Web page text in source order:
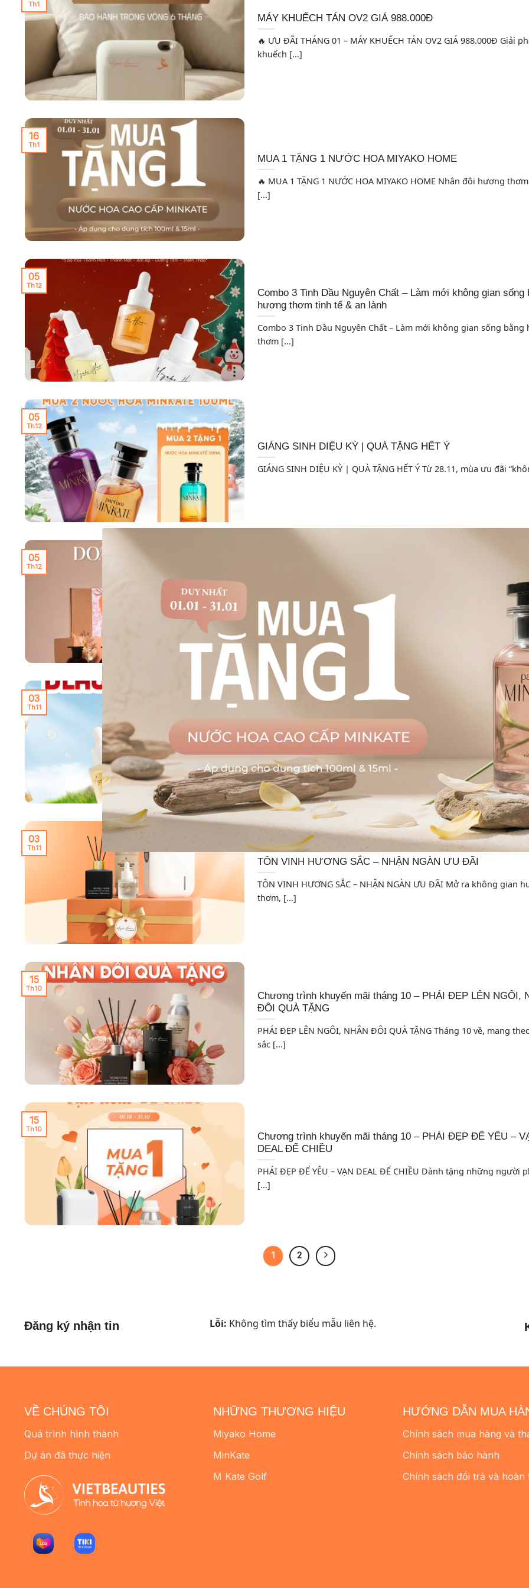
MÁY KHUẾCH TÁN OV2 GIÁ 988.000Đ
🔥 ƯU ĐÃI THÁNG 01 – MÁY KHUẾCH TÁN OV2 GIÁ 988.000Đ Giải
khuếch [...]
Th1
MUA 1 TẶNG 1 NƯỚC HOA MIYAKO HOME
🔥 MUA 1 TẶNG 1 NƯỚC HOA MIYAKO HOME Nhân đôi hương
[...]
16
Th1
Combo 3 Tinh Dầu Nguyên Chất – Làm mới không gian sống
hương thơm tinh tế & an lành
Combo 3 Tinh Dầu Nguyên Chất – Làm mới không gian sống bằng
thơm [...]
05
Th12
GIÁNG SINH DIỆU KỲ | QUÀ TẶNG HẾT Ý
GIÁNG SINH DIỆU KỲ | QUÀ TẶNG HẾT Ý Từ 28.11, mùa ưu đãi
05
Th12
Miyako Home – Giải pháp quà tặng doanh nghiệp cao cấp mang
thương [...]
05
Th12
BLACK FRIDAY MIYAKO HOME- VẺ ĐẸP ƯƠM MẦM TỪ
BLACK FRIDAY MIYAKO HOME- VẺ ĐẸP ƯƠM MẦM TỪ HƯƠNG
tế trong hương [...]
03
Th11
TÔN VINH HƯƠNG SẮC – NHẬN NGÀN ƯU ĐÃI
TÔN VINH HƯƠNG SẮC – NHẬN NGÀN ƯU ĐÃI Mở ra không gian
thơm, [...]
03
Th11
Chương trình khuyến mãi tháng 10 – PHÁI ĐẸP LÊN NGÔI,
ĐÔI QUÀ TẶNG
PHÁI ĐẸP LÊN NGÔI, NHÂN ĐÔI QUÀ TẶNG Tháng 10 về, mang
sắc [...]
15
Th10
Chương trình khuyến mãi tháng 10 – PHÁI ĐẸP ĐỂ YÊU –
DEAL ĐỂ CHIỀU
PHÁI ĐẸP ĐỂ YÊU – VẠN DEAL ĐỂ CHIỀU Dành tặng những người
[...]
15
Th10
1 2
Đăng ký nhận tin Lỗi: Không tìm thấy biểu mẫu liên hệ.
VỀ CHÚNG TÔI
Quá trình hình thành
Dự án đã thực hiện
NHỮNG THƯƠNG HIỆU
Miyako Home
MinKate
M Kate Golf
HƯỚNG DẪN MUA
Chính sách mua hàng và
Chính sách bảo hành
Chính sách đổi trả và hoàn